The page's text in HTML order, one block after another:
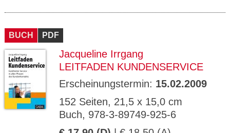
BUCH PDF
Jacqueline Irrgang
LEITFADEN KUNDENSERVICE
Erscheinungstermin: 15.02.2009
152 Seiten, 21,5 x 15,0 cm
Buch, 978-3-89749-925-6